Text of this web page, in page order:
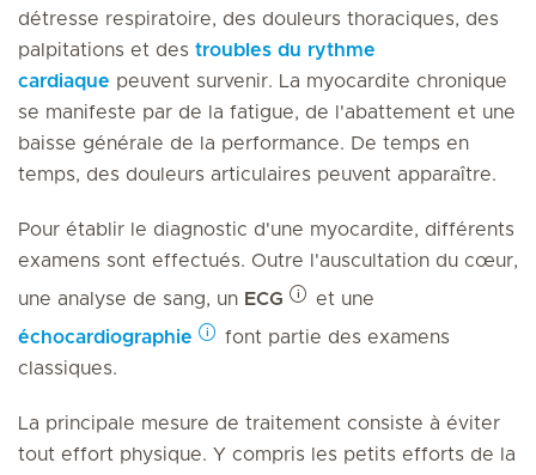
détresse respiratoire, des douleurs thoraciques, des
palpitations et des troubles du rythme
cardiaque peuvent survenir. La myocardite chronique
se manifeste par de la fatigue, de l'abattement et une
baisse générale de la performance. De temps en
temps, des douleurs articulaires peuvent apparaître.
Pour établir le diagnostic d'une myocardite, différents
examens sont effectués. Outre l'auscultation du cœur,
une analyse de sang, un ECG
et une
échocardiographie
font partie des examens
classiques.
La principale mesure de traitement consiste à éviter
tout effort physique. Y compris les petits efforts de la